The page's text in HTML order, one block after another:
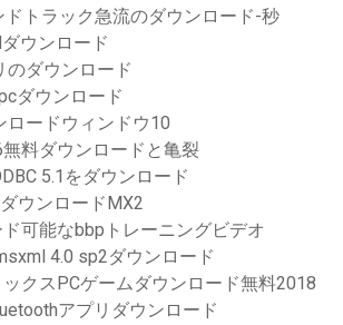
ドトラック急流のダウンロード-秒
ウンロード
のダウンロード
ダウンロード
ロードウィンドウ10
料ダウンロードと亀裂
5.1をダウンロード
ウンロードMX2
可能なbbpトレーニングビデオ
4.0 sp2ダウンロード
クスPCゲームダウンロード無料2018
アプリダウンロード